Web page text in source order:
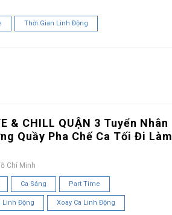
Thời Gian Linh Động
& CHILL QUẬN 3 Tuyển Nhân
Quầy Pha Chế Ca Tối Đi Làm
Chí Minh
Ca Sáng Part Time
Linh Động Xoay Ca Linh Động